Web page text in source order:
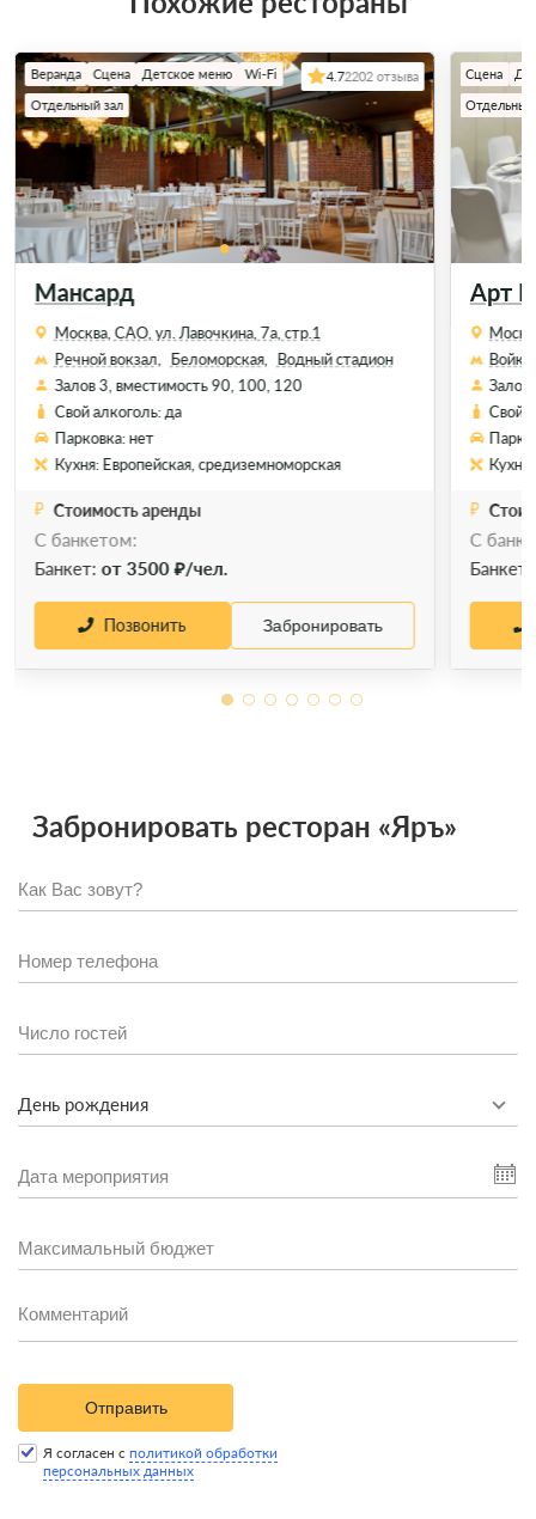
Мансард
Веранда Сцена Детское меню
Wi-Fi
Отдельный зал
4.72202 отзыва
Москва, САО, ул. Лавочкина, 7а, стр.1
Речной вокзал,
Беломорская,
Водный стадион
Залов 3, вместимость 90, 100, 120
Свой алкоголь: да
Парковка: нет
Кухня: Европейская, средиземноморская
Стоимость аренды
С банкетом:
Банкет:от 3500 ₽/чел.
Позвонить Забронировать
Арт
Сцена
Отдельный
Залов
Свой
С
Банкет:
Забронировать ресторан «Яръ»
День рождения
Отправить
Я согласен с политикой обработки
персональных данных